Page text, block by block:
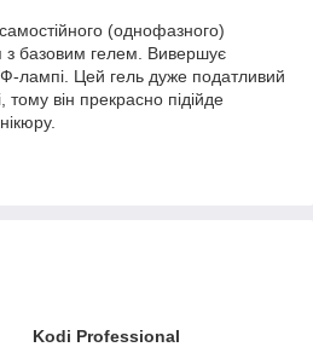
(однофазного)
з базовим гелем. Вивершує
лампі. Цей гель дуже податливий
тому він прекрасно підійде
Kodi Professional